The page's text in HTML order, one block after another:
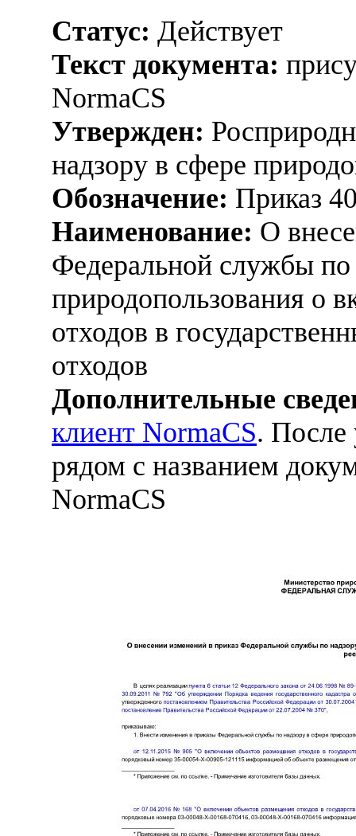
Статус: Действует
Текст документа:
NormaCS
Утвержден:
надзору в сфере
Обозначение: Приказ
Наименование: О
Федеральной службы по
природопользования о
отходов в
отходов
Дополнительные
клиент NormaCS. После
рядом с названием
NormaCS